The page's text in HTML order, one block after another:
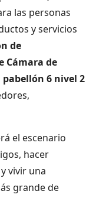
las personas
y servicios
de
Cámara de
pabellón 6 nivel 2
el escenario
hacer
vivir una
grande de